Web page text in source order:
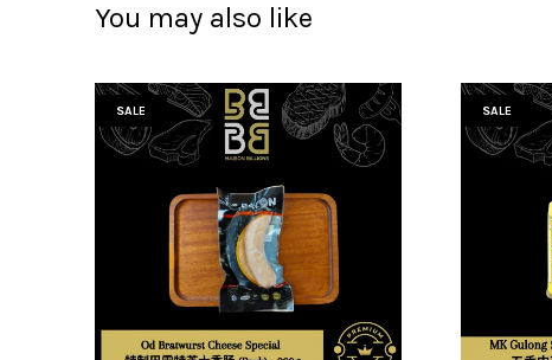
You may also like
SALE SALE